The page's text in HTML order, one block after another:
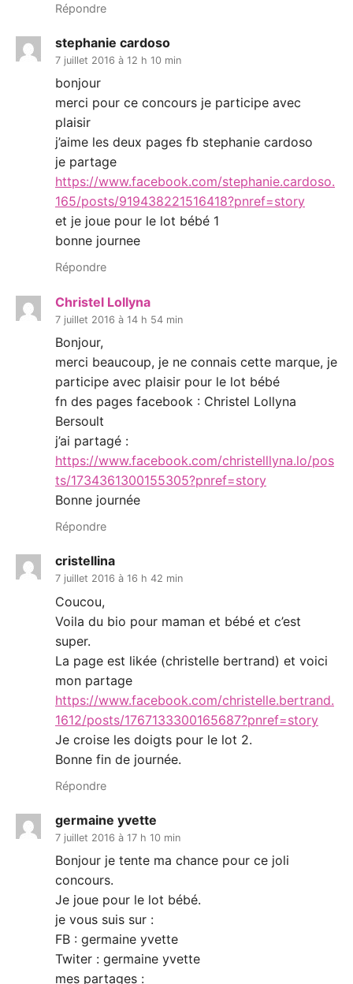
Répondre
stephanie cardoso
7 juillet 2016 à 12 h 10 min
bonjour
merci pour ce concours je participe avec
plaisir
j’aime les deux pages fb stephanie cardoso
je partage
https://www.facebook.com/stephanie.cardoso.
165/posts/919438221516418?pnref=story
et je joue pour le lot bébé 1
bonne journee
Répondre
Christel Lollyna
7 juillet 2016 à 14 h 54 min
Bonjour,
merci beaucoup, je ne connais cette marque, je
participe avec plaisir pour le lot bébé
fn des pages facebook : Christel Lollyna
Bersoult
j’ai partagé :
https://www.facebook.com/christelllyna.lo/pos
ts/1734361300155305?pnref=story
Bonne journée
Répondre
cristellina
7 juillet 2016 à 16 h 42 min
Coucou,
Voila du bio pour maman et bébé et c’est
super.
La page est likée (christelle bertrand) et voici
mon partage
https://www.facebook.com/christelle.bertrand.
1612/posts/1767133300165687?pnref=story
Je croise les doigts pour le lot 2.
Bonne fin de journée.
Répondre
germaine yvette
7 juillet 2016 à 17 h 10 min
Bonjour je tente ma chance pour ce joli
concours.
Je joue pour le lot bébé.
je vous suis sur :
FB : germaine yvette
Twiter : germaine yvette
mes partages :